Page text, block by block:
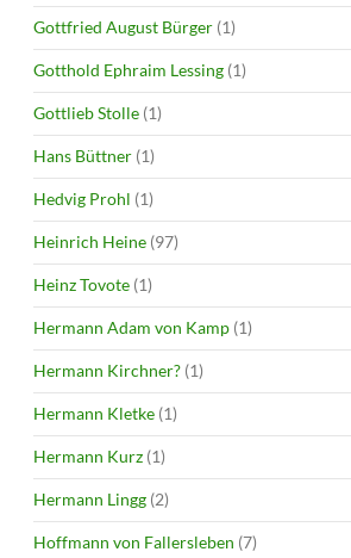
Gottfried August Bürger (1)
Gotthold Ephraim Lessing (1)
Gottlieb Stolle (1)
Hans Büttner (1)
Hedvig Prohl (1)
Heinrich Heine (97)
Heinz Tovote (1)
Hermann Adam von Kamp (1)
Hermann Kirchner? (1)
Hermann Kletke (1)
Hermann Kurz (1)
Hermann Lingg (2)
Hoffmann von Fallersleben (7)